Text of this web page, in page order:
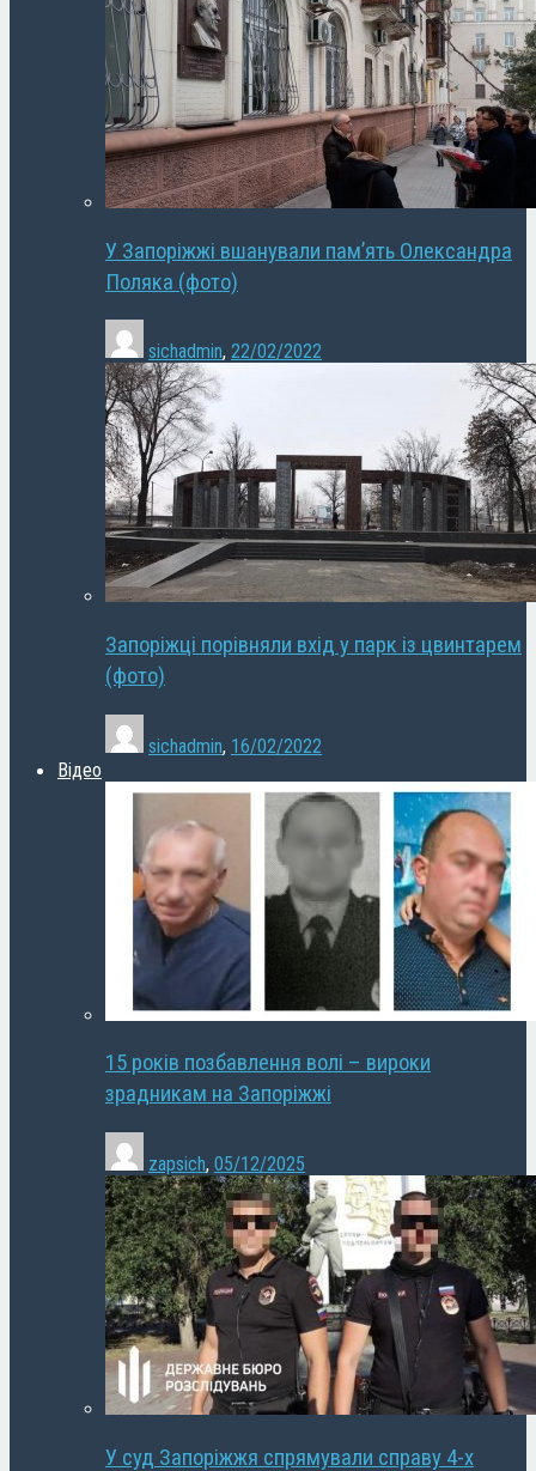
У Запоріжжі вшанували пам’ять Олександра
Поляка (фото)
sichadmin, 22/02/2022
Запоріжці порівняли вхід у парк із цвинтарем
(фото)
sichadmin, 16/02/2022
Відео
15 років позбавлення волі – вироки
зрадникам на Запоріжжі
zapsich, 05/12/2025
У суд Запоріжжя спрямували справу 4-х